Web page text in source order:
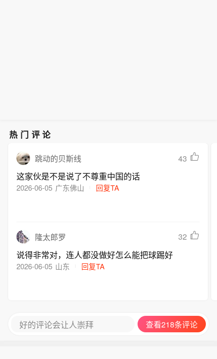
热门评论
跳动的贝斯线 43
这家伙是不是说了不尊重中国的话
2026-06-05 广东佛山 回复TA
隆太郎罗 32
说得非常对，连人都没做好怎么能把球踢好
2026-06-05 山东 回复TA
好的评论会让人崇拜 查看218条评论